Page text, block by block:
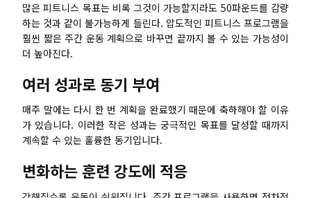
AI 비즈니스 모델 캔버스
AI SWOT 분석
AI 가치 사슬 분석
전략 & 분석
AI 사용자 페르소나
AI SMART 목표
AI BCG 매트릭스
스마트 크리에이션
AI 화이트보드
AI 프레젠테이션
AI 이력서 작성기
많은 피트니스 목표는 비록 그것이 가능할지라도 50파운드를 감량
하는 것과 같이 불가능하게 들린다. 압도적인 피트니스 프로그램을
훨씬 짧은 주간 운동 계획으로 바꾸면 끝까지 볼 수 있는 가능성이
더 높아진다.
여러 성과로 동기 부여
매주 말에는 다시 한 번 계획을 완료했기 때문에 축하해야 할 이유
가 있습니다. 이러한 작은 성과는 궁극적인 목표를 달성할 때까지
계속할 수 있는 훌륭한 동기입니다.
변화하는 훈련 강도에 적응